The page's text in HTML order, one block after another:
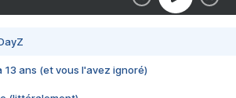
13 ans (et vous l'avez ignoré)